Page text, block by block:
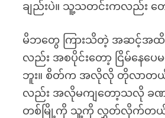
ချည်းပဲ။ သူ့သတင်းကလည်း တ
မိဘတွေ ကြားသိတဲ့ အဆင့်အထိ
လည်း အစပိုင်းတော့ ငြိမ်နေပ
ဘူး။ စိတ်က အလိုလို တိုလာတယ်
လည်း အလိုမကျတော့သလို ခဏ
တစ်မြို့ကို သူ့ကို လွှတ်လိုက်တယ်။